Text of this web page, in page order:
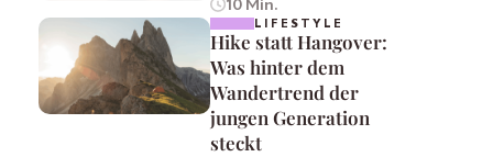
10 Min.
LIFESTYLE
Hike statt Hangover:
Was hinter dem
Wandertrend der
jungen Generation
steckt